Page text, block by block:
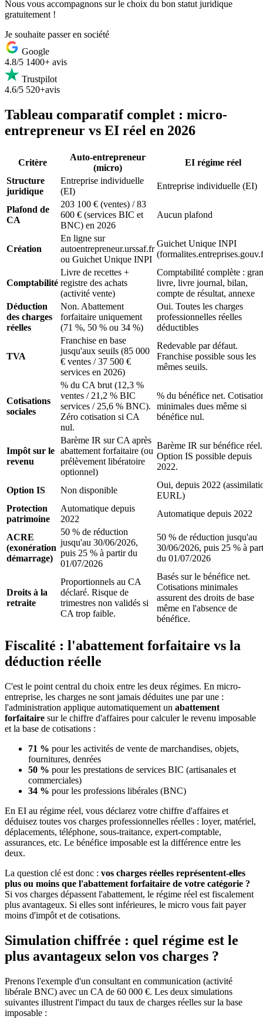
Nous vous accompagnons sur le choix du bon statut juridique
gratuitement !
Je souhaite passer en société
Google
4.8/5 1400+ avis
Trustpilot
4.6/5 520+avis
Tableau comparatif complet : micro-
entrepreneur vs EI réel en 2026
Critère
Auto-entrepreneur
(micro)
EI régime réel
Structure
juridique
Entreprise individuelle
(EI)
Entreprise individuelle (EI)
Plafond de
CA
203 100 € (ventes) / 83
600 € (services BIC et
BNC) en 2026
Aucun plafond
Création
En ligne sur
autoentrepreneur.urssaf.fr
ou Guichet Unique INPI
Guichet Unique INPI
Comptabilité
Livre de recettes +
registre des achats
(activité vente)
Comptabilité complète :
livre, livre journal, bilan,
compte de résultat, annexe
Déduction
des charges
réelles
Non. Abattement
forfaitaire uniquement
(71 %, 50 % ou 34 %)
Oui. Toutes les charges
professionnelles réelles
déductibles
TVA
Franchise en base
jusqu'aux seuils (85 000
€ ventes / 37 500 €
services en 2026)
Redevable par défaut.
Franchise possible sous les
mêmes seuils.
Cotisations
sociales
% du CA brut (12,3 %
ventes / 21,2 % BIC
services / 25,6 % BNC).
Zéro cotisation si CA
nul.
% du bénéfice net.
minimales dues même si
bénéfice nul.
Impôt sur le
revenu
Barème IR sur CA après
abattement forfaitaire (ou
prélèvement libératoire
optionnel)
Barème IR sur bénéfice réel.
Option IS possible depuis
2022.
Option IS Non disponible
Oui, depuis 2022
EURL)
Protection
patrimoine
Automatique depuis
2022
Automatique depuis 2022
ACRE
(exonération
démarrage)
50 % de réduction
jusqu'au 30/06/2026,
puis 25 % à partir du
01/07/2026
50 % de réduction jusqu'au
30/06/2026, puis 25 % à
du 01/07/2026
Droits à la
retraite
Proportionnels au CA
déclaré. Risque de
trimestres non validés si
CA trop faible.
Basés sur le bénéfice net.
Cotisations minimales
assurent des droits de base
même en l'absence de
bénéfice.
Fiscalité : l'abattement forfaitaire vs la
déduction réelle
C'est le point central du choix entre les deux régimes. En micro-
entreprise, les charges ne sont jamais déduites une par une :
l'administration applique automatiquement un abattement
forfaitaire sur le chiffre d'affaires pour calculer le revenu imposable
et la base de cotisations :
71 % pour les activités de vente de marchandises, objets,
fournitures, denrées
50 % pour les prestations de services BIC (artisanales et
commerciales)
34 % pour les professions libérales (BNC)
En EI au régime réel, vous déclarez votre chiffre d'affaires et
déduisez toutes vos charges professionnelles réelles : loyer, matériel,
déplacements, téléphone, sous-traitance, expert-comptable,
assurances, etc. Le bénéfice imposable est la différence entre les
deux.
La question clé est donc : vos charges réelles représentent-elles
plus ou moins que l'abattement forfaitaire de votre catégorie ?
Si vos charges dépassent l'abattement, le régime réel est fiscalement
plus avantageux. Si elles sont inférieures, le micro vous fait payer
moins d'impôt et de cotisations.
Simulation chiffrée : quel régime est le
plus avantageux selon vos charges ?
Prenons l'exemple d'un consultant en communication (activité
libérale BNC) avec un CA de 60 000 €. Les deux simulations
suivantes illustrent l'impact du taux de charges réelles sur la base
imposable :